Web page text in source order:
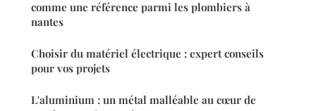
comme une référence parmi les plombiers à
nantes
Choisir du matériel électrique : expert conseils
pour vos projets
L'aluminium : un métal malléable au cœur de